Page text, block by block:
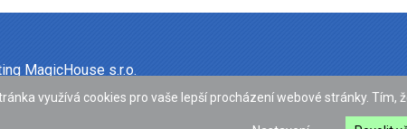
využívá cookies pro vaše lepší procházení webové stránky. Tím,
MagicHouse s.r.o.